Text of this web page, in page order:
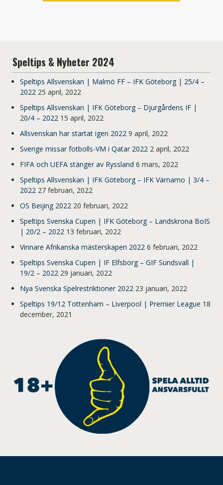
Speltips & Nyheter 2024
Speltips Allsvenskan | Malmö FF – IFK Göteborg | 25/4 –
2022 25 april, 2022
Speltips Allsvenskan | IFK Göteborg – Djurgårdens IF |
20/4 – 2022 15 april, 2022
Allsvenskan har startat igen 2022 9 april, 2022
Sverige missar fotbolls-VM i Qatar 2022 2 april, 2022
FIFA och UEFA stänger av Ryssland 6 mars, 2022
Speltips Allsvenskan | IFK Göteborg – IFK Värnamo | 3/4 –
2022 27 februari, 2022
OS Beijing 2022 20 februari, 2022
Speltips Svenska Cupen | IFK Göteborg – Landskrona BoIS
| 20/2 – 2022 13 februari, 2022
Vinnare Afrikanska mästerskapen 2022 6 februari, 2022
Speltips Svenska Cupen | IF Elfsborg – GIF Sundsvall |
19/2 – 2022 29 januari, 2022
Nya Svenska Spelrestriktioner 2022 23 januari, 2022
Speltips 19/12 Tottenham – Liverpool | Premier League 18
december, 2021